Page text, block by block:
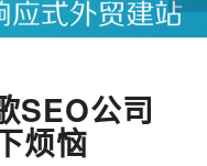
1 2
SEO公司
烦恼